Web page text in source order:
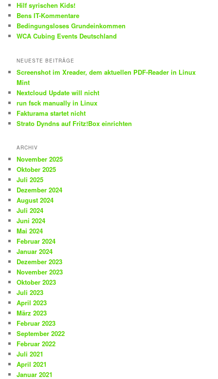
Hilf syrischen Kids!
Bens IT-Kommentare
Bedingungsloses Grundeinkommen
WCA Cubing Events Deutschland
NEUESTE BEITRÄGE
Screenshot im Xreader, dem aktuellen PDF-Reader in Linux
Mint
Nextcloud Update will nicht
run fsck manually in Linux
Fakturama startet nicht
Strato Dyndns auf Fritz!Box einrichten
ARCHIV
November 2025
Oktober 2025
Juli 2025
Dezember 2024
August 2024
Juli 2024
Juni 2024
Mai 2024
Februar 2024
Januar 2024
Dezember 2023
November 2023
Oktober 2023
Juli 2023
April 2023
März 2023
Februar 2023
September 2022
Februar 2022
Juli 2021
April 2021
Januar 2021